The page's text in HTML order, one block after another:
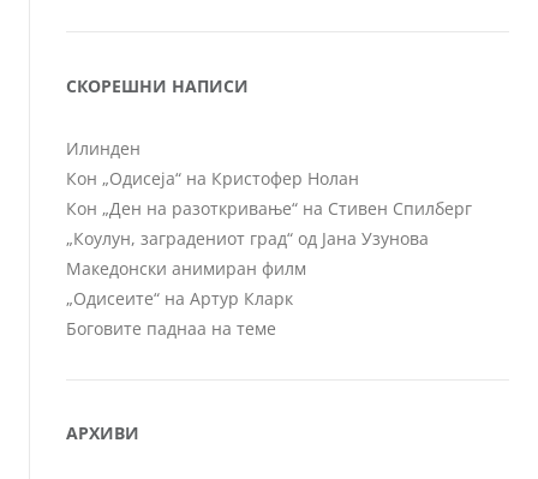
СКОРЕШНИ НАПИСИ
Илинден
Кон „Одисеја“ на Кристофер Нолан
Кон „Ден на разоткривање“ на Стивен Спилберг
„Коулун, заградениот град“ од Јана Узунова
Македонски анимиран филм
„Одисеите“ на Артур Кларк
Боговите паднаа на теме
АРХИВИ